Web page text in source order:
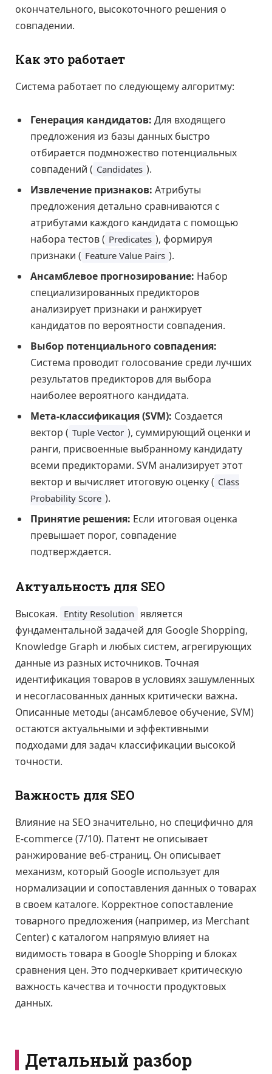
окончательного, высокоточного решения о
совпадении.
Как это работает
Система работает по следующему алгоритму:
Генерация кандидатов: Для входящего
предложения из базы данных быстро
отбирается подмножество потенциальных
совпадений ( Candidates ).
Извлечение признаков: Атрибуты
предложения детально сравниваются с
атрибутами каждого кандидата с помощью
набора тестов ( Predicates ), формируя
признаки ( Feature Value Pairs ).
Ансамблевое прогнозирование: Набор
специализированных предикторов
анализирует признаки и ранжирует
кандидатов по вероятности совпадения.
Выбор потенциального совпадения:
Система проводит голосование среди лучших
результатов предикторов для выбора
наиболее вероятного кандидата.
Мета-классификация (SVM): Создается
вектор ( Tuple Vector ), суммирующий оценки и
ранги, присвоенные выбранному кандидату
всеми предикторами. SVM анализирует этот
вектор и вычисляет итоговую оценку ( Class
Probability Score ).
Принятие решения: Если итоговая оценка
превышает порог, совпадение
подтверждается.
Актуальность для SEO
Высокая. Entity Resolution является
фундаментальной задачей для Google Shopping,
Knowledge Graph и любых систем, агрегирующих
данные из разных источников. Точная
идентификация товаров в условиях зашумленных
и несогласованных данных критически важна.
Описанные методы (ансамблевое обучение, SVM)
остаются актуальными и эффективными
подходами для задач классификации высокой
точности.
Важность для SEO
Влияние на SEO значительно, но специфично для
E-commerce (7/10). Патент не описывает
ранжирование веб-страниц. Он описывает
механизм, который Google использует для
нормализации и сопоставления данных о товарах
в своем каталоге. Корректное сопоставление
товарного предложения (например, из Merchant
Center) с каталогом напрямую влияет на
видимость товара в Google Shopping и блоках
сравнения цен. Это подчеркивает критическую
важность качества и точности продуктовых
данных.
Детальный разбор